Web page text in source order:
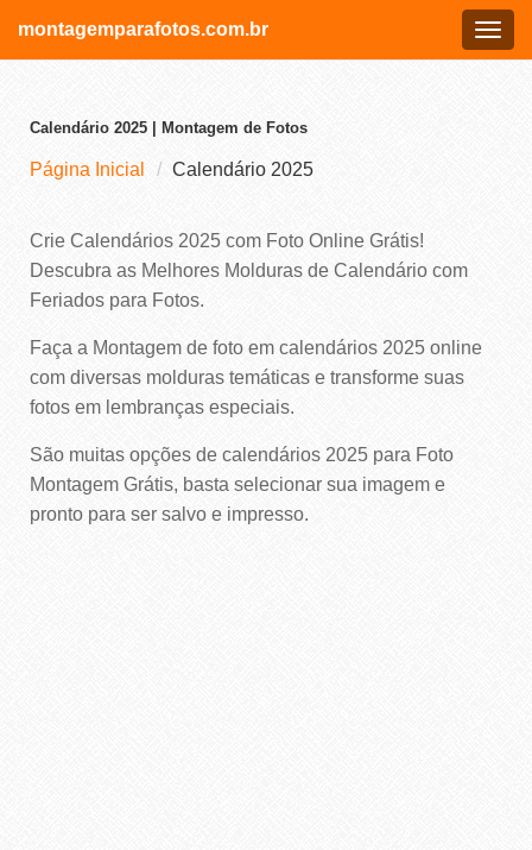
Menu
montagemparafotos.com.br
Calendário 2025 | Montagem de Fotos
Página Inicial Calendário 2025
Crie Calendários 2025 com Foto Online Grátis!
Descubra as Melhores Molduras de Calendário com
Feriados para Fotos.
Faça a Montagem de foto em calendários 2025 online
com diversas molduras temáticas e transforme suas
fotos em lembranças especiais.
São muitas opções de calendários 2025 para Foto
Montagem Grátis, basta selecionar sua imagem e
pronto para ser salvo e impresso.